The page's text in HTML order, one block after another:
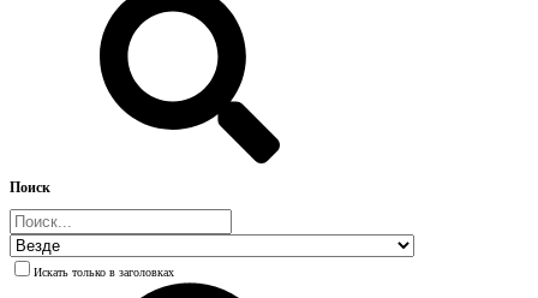
Поиск
Искать только в заголовках